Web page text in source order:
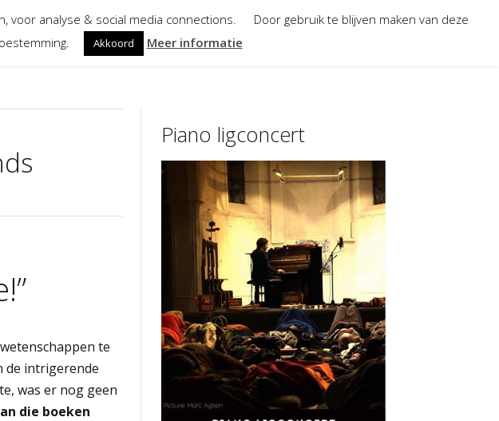
Contact
te
de intrigerende
was er nog geen
die boeken
Piano ligconcert
voor analyse & social media connections. Door gebruik te blijven maken van deze
Akkoord Meer informatie